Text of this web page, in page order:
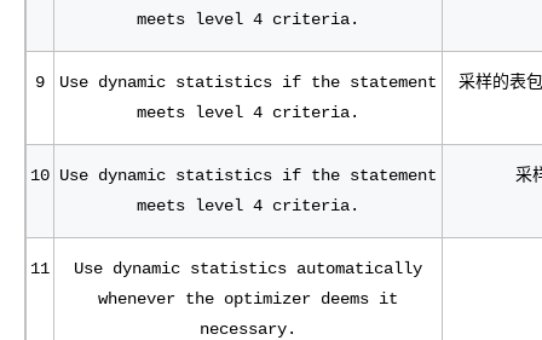
meets level 4 criteria.
9
Use dynamic statistics if the statement
meets level 4 criteria.
采样的表
10 Use dynamic statistics if the statement
meets level 4 criteria.
采
11
Use dynamic statistics automatically
whenever the optimizer deems it
necessary.